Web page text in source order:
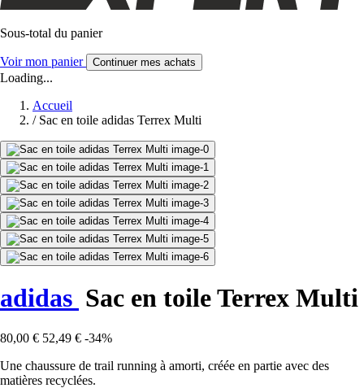
Sous-total du panier
Voir mon panier Continuer mes achats
Loading...
Accueil
/ Sac en toile adidas Terrex Multi
adidas Sac en toile Terrex Multi
80,00 € 52,49 € -34%
Une chaussure de trail running à amorti, créée en partie avec des
matières recyclées.